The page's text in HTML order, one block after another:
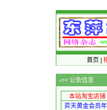
首页
-=> 公告信息
本站淘宝店铺
弈天黄金会员